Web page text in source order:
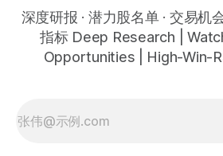
深度研报 · 潜力股名单 · 交易机
指标 Deep Research |
Opportunities | High-Win-